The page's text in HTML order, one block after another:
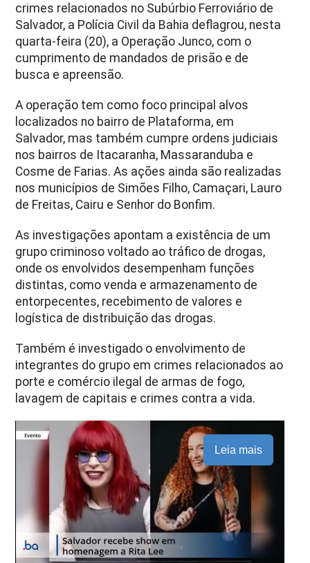
crimes relacionados no Subúrbio Ferroviário de
Salvador, a Polícia Civil da Bahia deflagrou, nesta
quarta-feira (20), a Operação Junco, com o
cumprimento de mandados de prisão e de
busca e apreensão.
A operação tem como foco principal alvos
localizados no bairro de Plataforma, em
Salvador, mas também cumpre ordens judiciais
nos bairros de Itacaranha, Massaranduba e
Cosme de Farias. As ações ainda são realizadas
nos municípios de Simões Filho, Camaçari, Lauro
de Freitas, Cairu e Senhor do Bonfim.
As investigações apontam a existência de um
grupo criminoso voltado ao tráfico de drogas,
onde os envolvidos desempenham funções
distintas, como venda e armazenamento de
entorpecentes, recebimento de valores e
logística de distribuição das drogas.
Também é investigado o envolvimento de
integrantes do grupo em crimes relacionados ao
porte e comércio ilegal de armas de fogo,
lavagem de capitais e crimes contra a vida.
Leia mais